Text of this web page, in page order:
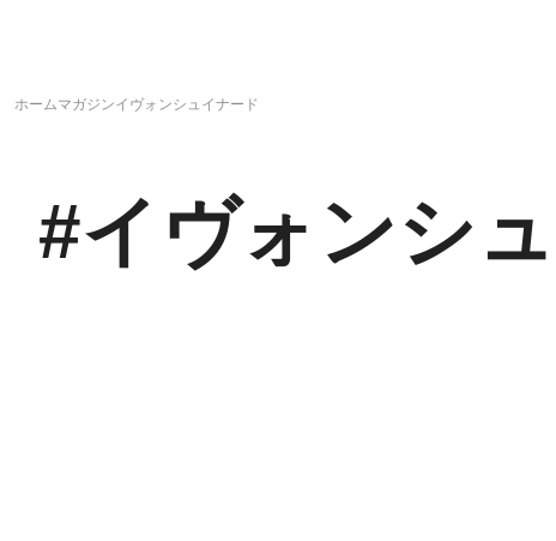
ホームマガジンイヴォンシュイナード
#イヴォンシ